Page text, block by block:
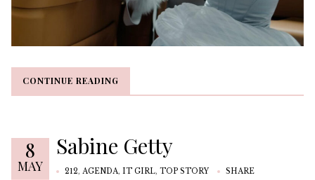
CONTINUE READING
CONTINUE READING
8
MAY
Sabine Getty
212, AGENDA, IT GIRL, TOP STORY SHARE